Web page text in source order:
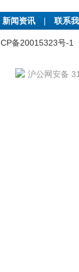
新闻资讯 | 联系
备20015323号-1
沪公网安备